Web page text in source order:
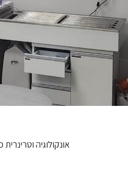
אונקולוגיה